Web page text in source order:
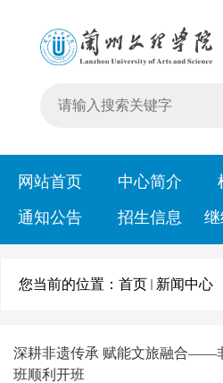
网站首页 中心简介
通知公告
招生信息
您当前的位置： 首页 新闻中心
深耕非遗传承 赋能文旅融合——
班顺利开班